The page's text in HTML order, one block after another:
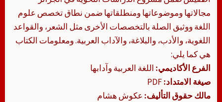
مجالاتها وموضوعاتها ومنطلقاتها ضمن نطاق تخصص علوم
اللغة ووثيق الصلة بالتخصصات الأخرى مثل الشعر، والقواعد
اللغوية، والأدب، والبلاغة، والآداب العربية. ومعلومات الكتاب
هي كما يلي:
الفرع الأكاديمي: اللغة العربية وآدابها
صيغة الامتداد:
مالك حقوق التأليف: عكوش هشام